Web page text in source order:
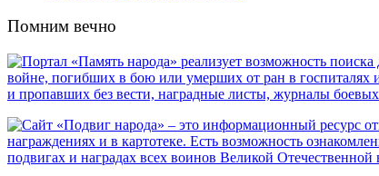
Помним вечно